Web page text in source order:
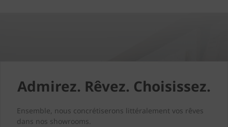
Admirez. Rêvez. Choisissez.
Ensemble, nous concrétiserons littéralement vos rêves
dans nos showrooms.